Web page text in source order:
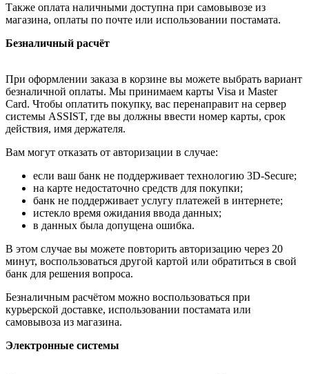
Также оплата наличными доступна при самовывозе из
магазина, оплаты по почте или использовании постамата.
Безналичный расчёт
При оформлении заказа в корзине вы можете выбрать вариант
безналичной оплаты. Мы принимаем карты Visa и Master
Card. Чтобы оплатить покупку, вас перенаправит на сервер
системы ASSIST, где вы должны ввести номер карты, срок
действия, имя держателя.
Вам могут отказать от авторизации в случае:
если ваш банк не поддерживает технологию 3D-Secure;
на карте недостаточно средств для покупки;
банк не поддерживает услугу платежей в интернете;
истекло время ожидания ввода данных;
в данных была допущена ошибка.
В этом случае вы можете повторить авторизацию через 20
минут, воспользоваться другой картой или обратиться в свой
банк для решения вопроса.
Безналичным расчётом можно воспользоваться при
курьерской доставке, использовании постамата или
самовывоза из магазина.
Электронные системы